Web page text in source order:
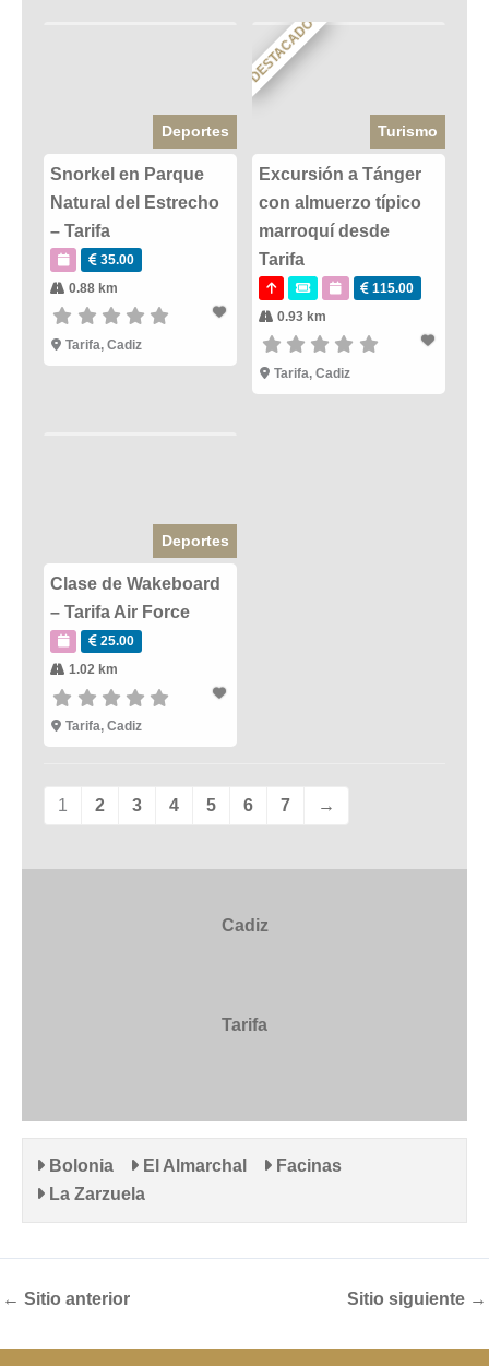
Deportes
Snorkel en Parque
Natural del Estrecho
– Tarifa
35.00
0.88 km
Tarifa, Cadiz
DESTACADO
Turismo
Excursión a Tánger
con almuerzo típico
marroquí desde
Tarifa
115.00
0.93 km
Tarifa, Cadiz
Deportes
Clase de Wakeboard
– Tarifa Air Force
25.00
1.02 km
Tarifa, Cadiz
1 2 3 4 5 6 7 →
Cadiz
Tarifa
Bolonia El Almarchal
Facinas
La Zarzuela
← Sitio anterior Sitio siguiente →